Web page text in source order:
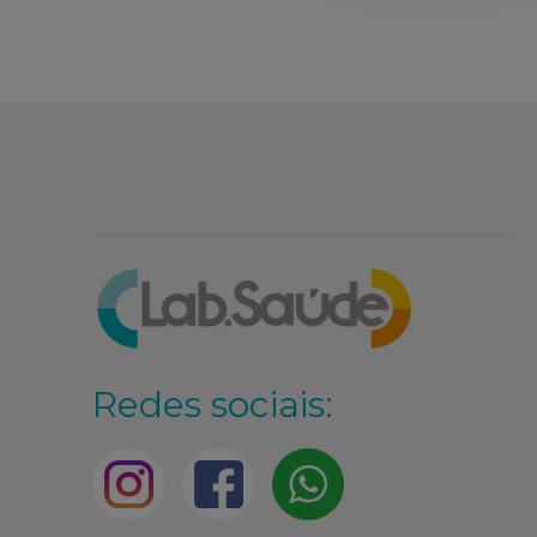
Redes sociais: